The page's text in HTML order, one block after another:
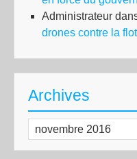
Administrateur
drones contre la
Archives
Archives